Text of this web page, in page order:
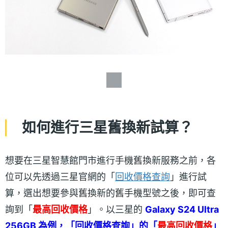
如何進行三星舊換新試算？
想要在三星智慧館門市進行手機舊換新服務之前，各
位可以先透過三星官網的「回收價格查詢 」進行試
算，選出想要參與舊換新的舊手機型號之後，即可查
詢到「最高回收價格」。以三星的 Galaxy S24 Ultra
256GB 為例，「回收價格查詢」的「最高回收價格」